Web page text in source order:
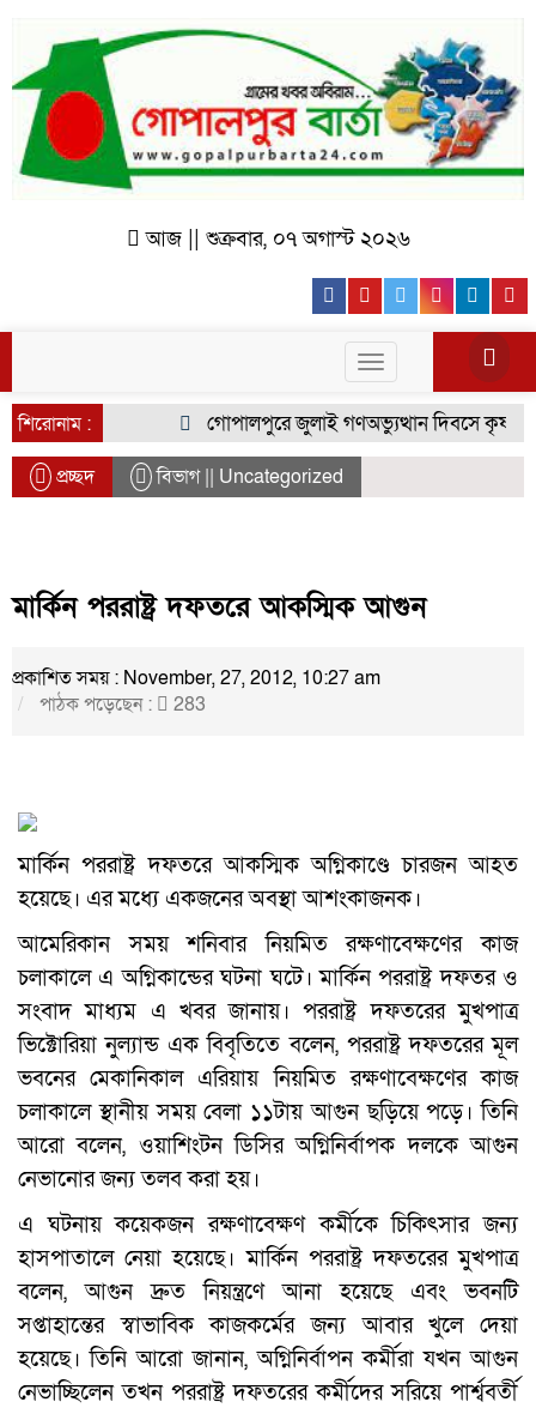
আজ || শুক্রবার, ০৭ অগাস্ট ২০২৬
Facebook
YoutubeTwitter
Toggle
navigation
শিরোনাম :
গোপালপুরে জুলাই গণঅভ্যুত্থান দিবসে কৃষক
প্রচ্ছদ বিভাগ || Uncategorized
মার্কিন পররাষ্ট্র দফতরে আকস্মিক আগুন
প্রকাশিত সময় : November, 27, 2012, 10:27 am
পাঠক পড়েছেন :
283
মার্কিন পররাষ্ট্র দফতরে আকস্মিক অগ্নিকাণ্ডে চারজন আহত
হয়েছে। এর মধ্যে একজনের অবস্থা আশংকাজনক।
আমেরিকান সময় শনিবার নিয়মিত রক্ষণাবেক্ষণের কাজ
চলাকালে এ অগ্নিকান্ডের ঘটনা ঘটে। মার্কিন পররাষ্ট্র দফতর ও
সংবাদ মাধ্যম এ খবর জানায়। পররাষ্ট্র দফতরের মুখপাত্র
ভিক্টোরিয়া নুল্যান্ড এক বিবৃতিতে বলেন, পররাষ্ট্র দফতরের মূল
ভবনের মেকানিকাল এরিয়ায় নিয়মিত রক্ষণাবেক্ষণের কাজ
চলাকালে স্থানীয় সময় বেলা ১১টায় আগুন ছড়িয়ে পড়ে। তিনি
আরো বলেন, ওয়াশিংটন ডিসির অগ্নিনির্বাপক দলকে আগুন
নেভানোর জন্য তলব করা হয়।
এ ঘটনায় কয়েকজন রক্ষণাবেক্ষণ কর্মীকে চিকিৎসার জন্য
হাসপাতালে নেয়া হয়েছে। মার্কিন পররাষ্ট্র দফতরের মুখপাত্র
বলেন, আগুন দ্রুত নিয়ন্ত্রণে আনা হয়েছে এবং ভবনটি
সপ্তাহান্তের স্বাভাবিক কাজকর্মের জন্য আবার খুলে দেয়া
হয়েছে। তিনি আরো জানান, অগ্নিনির্বাপন কর্মীরা যখন আগুন
নেভাচ্ছিলেন তখন পররাষ্ট্র দফতরের কর্মীদের সরিয়ে পার্শ্ববর্তী